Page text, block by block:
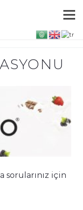
sorularınız için